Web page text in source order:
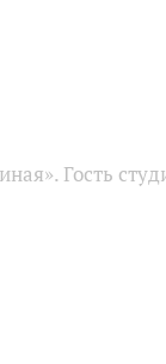
Гость